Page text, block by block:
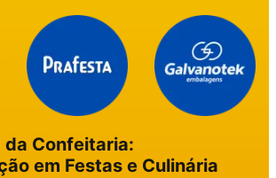
da Confeitaria:
em Festas e Culinária